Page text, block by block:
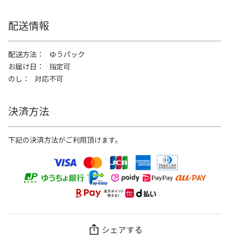
配送情報
配送方法
ゆうパック
お届け日
指定可
のし
対応不可
決済方法
下記の決済方法がご利用頂けます。
シェアする